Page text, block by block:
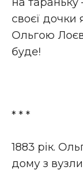
своєї дочки
Ольгою
буде!
* * *
1883 рік.
дому з